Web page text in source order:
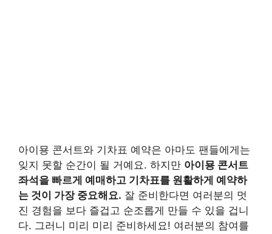
아이묭 콘서트와 기차표 예약은 아마도 팬들에게는
잊지 못할 순간이 될 거예요. 하지만 아이묭 콘서트
좌석을 빠르게 예매하고 기차표를 원활하게 예약하
는 것이 가장 중요해요. 잘 준비한다면 여러분의 멋
진 경험을 보다 즐겁고 순조롭게 만들 수 있을 겁니
다. 그러니 미리 미리 준비하세요! 여러분의 참여를